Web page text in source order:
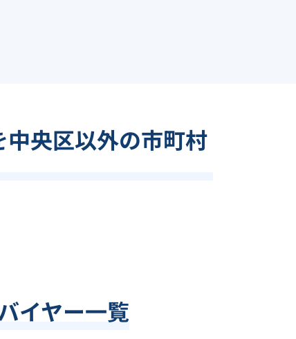
央区以外の市町村
イヤー一覧